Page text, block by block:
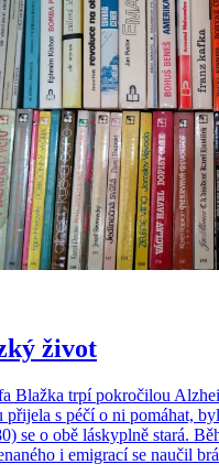
život
Blažka trpí pokročilou
přijela s péčí o ni pomáhat,
se o obě láskyplně stará.
i emigrací se naučil